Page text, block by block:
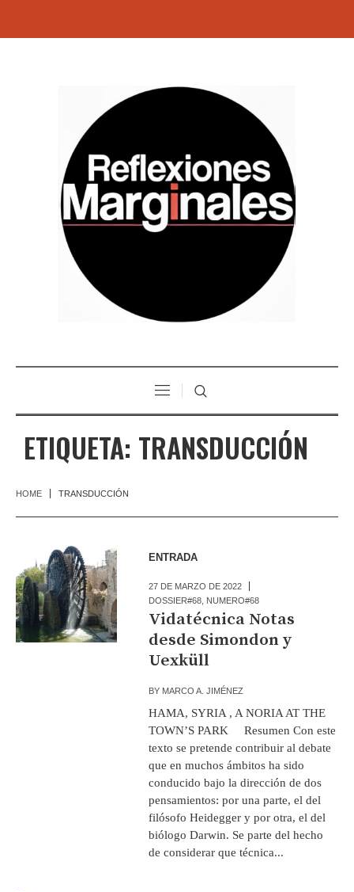
ETIQUETA: TRANSDUCCIÓN
HOME TRANSDUCCIÓN
ENTRADA
27 DE MARZO DE 2022
DOSSIER#68 NUMERO#68
Vidatécnica Notas
desde Simondon y
Uexküll
BY MARCO A. JIMÉNEZ
HAMA, SYRIA , A NORIA AT THE
TOWN’S PARK Resumen Con este
texto se pretende contribuir al debate
que en muchos ámbitos ha sido
conducido bajo la dirección de dos
pensamientos: por una parte, el del
filósofo Heidegger y por otra, el del
biólogo Darwin. Se parte del hecho
de considerar que técnica...